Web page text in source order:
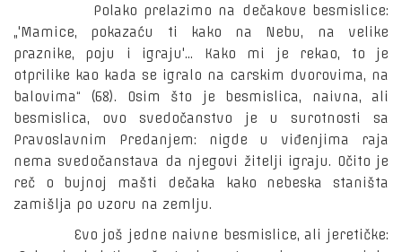
Polako prelazimo na dečakove besmislice:
„'Mamice, pokazaću ti kako na Nebu, na velike
praznike, poju i igraju'... Kako mi je rekao, to je
otprilike kao kada se igralo na carskim dvorovima, na
balovima“ (68). Osim što je besmislica, naivna, ali
besmislica, ovo svedočanstvo je u surotnosti sa
Pravoslavnim Predanjem: nigde u viđenjima raja
nema svedočanstava da njegovi žitelji igraju. Očito je
reč o bujnoj mašti dečaka kako nebeska staništa
zamišlja po uzoru na zemlju.
Evo još jedne naivne besmislice, ali jeretičke: